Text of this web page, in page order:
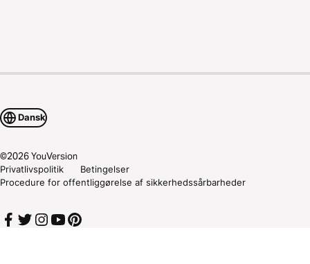
Dansk
©2026YouVersion
Privatlivspolitik
Betingelser
Procedure for offentliggørelse af sikkerhedssårbarheder